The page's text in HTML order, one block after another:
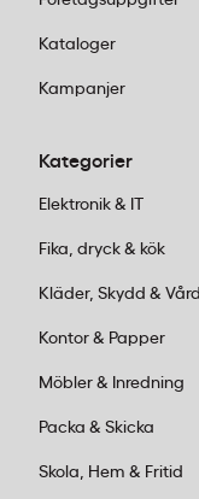
rester.
Kataloger
Kampanjer
Kategorier
Elektronik & IT
Fika, dryck & kök
Kläder, Skydd & Vård
Kontor & Papper
Möbler & Inredning
Packa & Skicka
Skola, Hem & Fritid